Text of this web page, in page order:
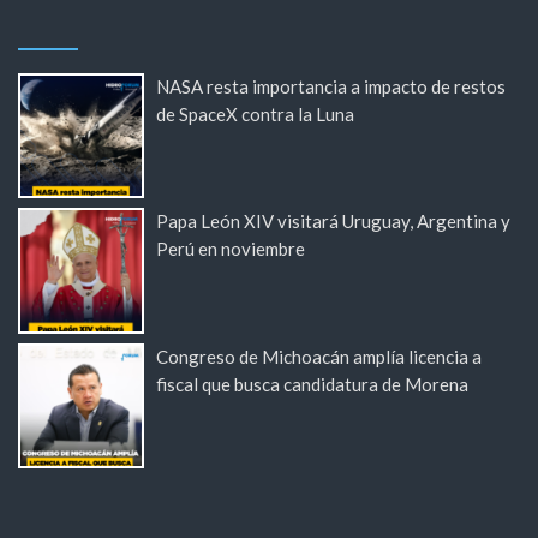
NASA resta importancia a impacto de restos
de SpaceX contra la Luna
Papa León XIV visitará Uruguay, Argentina y
Perú en noviembre
Congreso de Michoacán amplía licencia a
fiscal que busca candidatura de Morena